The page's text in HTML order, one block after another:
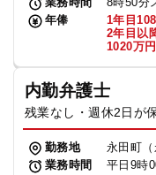
年俸
1年目
2年目以
1020万円
内勤弁護士
残業なし・週休2日が
勤務地
永田町（
業務時間
平日9時